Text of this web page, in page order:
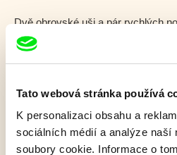
Tato webová stránka používá
K personalizaci obsahu a
sociálních médií a analýze
soubory cookie. Informace o
Dvě obrovské uši a pár rychlých
Zobrazit více
Omlouváme se, ale tento
dispozici.